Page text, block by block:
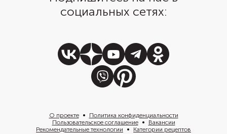
социальных сетях:
О проекте
Политика конфиденциальности
Пользовательское соглашение
Вакансии
Рекомендательные технологии
Категории рецептов